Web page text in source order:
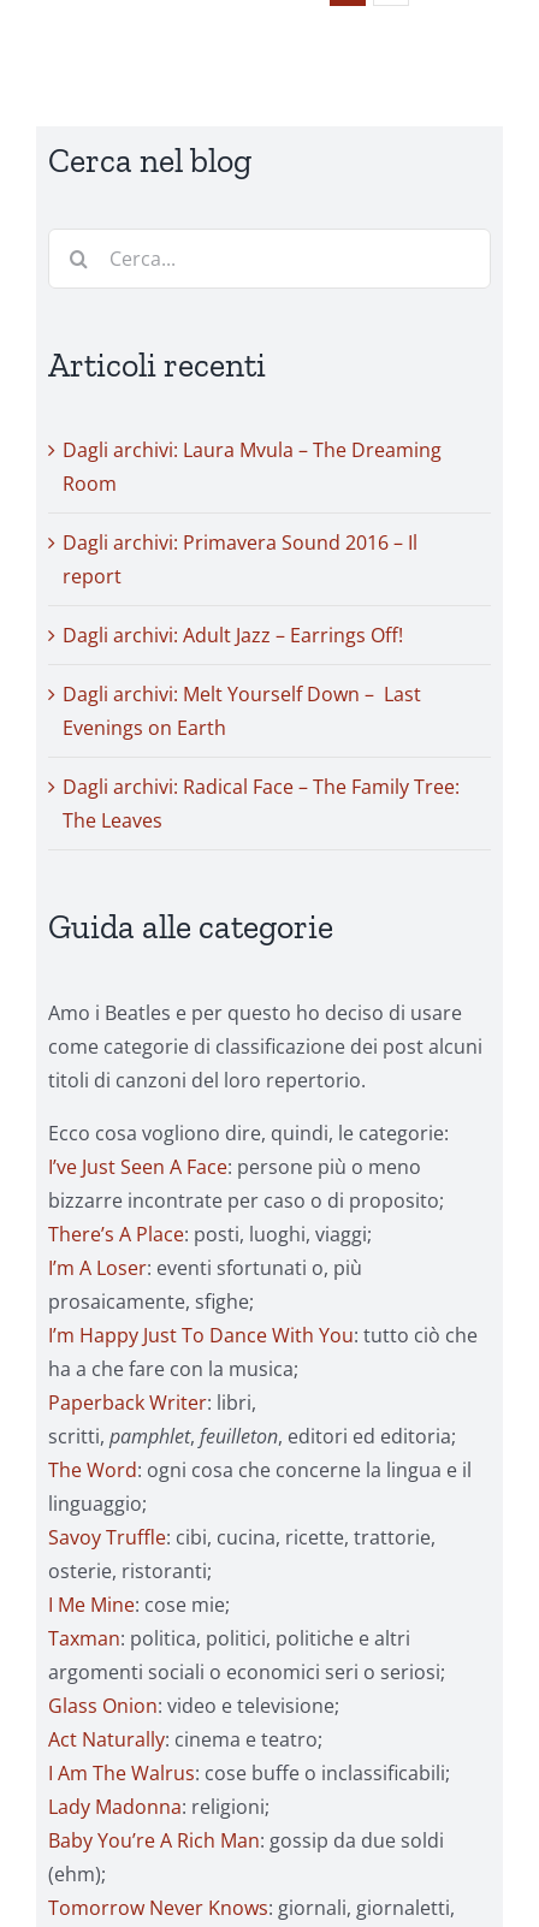
Cerca nel blog
Cerca
Articoli recenti
Dagli archivi: Laura Mvula – The Dreaming
Room
Dagli archivi: Primavera Sound 2016 – Il
report
Dagli archivi: Adult Jazz – Earrings Off!
Dagli archivi: Melt Yourself Down – Last
Evenings on Earth
Dagli archivi: Radical Face – The Family Tree:
The Leaves
Guida alle categorie
Amo i Beatles e per questo ho deciso di usare
come categorie di classificazione dei post alcuni
titoli di canzoni del loro repertorio.
Ecco cosa vogliono dire, quindi, le categorie:
I’ve Just Seen A Face: persone più o meno
bizzarre incontrate per caso o di proposito;
There’s A Place: posti, luoghi, viaggi;
I’m A Loser: eventi sfortunati o, più
prosaicamente, sfighe;
I’m Happy Just To Dance With You: tutto ciò che
ha a che fare con la musica;
Paperback Writer: libri,
scritti, pamphlet, feuilleton, editori ed editoria;
The Word: ogni cosa che concerne la lingua e il
linguaggio;
Savoy Truffle: cibi, cucina, ricette, trattorie,
osterie, ristoranti;
I Me Mine: cose mie;
Taxman: politica, politici, politiche e altri
argomenti sociali o economici seri o seriosi;
Glass Onion: video e televisione;
Act Naturally: cinema e teatro;
I Am The Walrus: cose buffe o inclassificabili;
Lady Madonna: religioni;
Baby You’re A Rich Man: gossip da due soldi
(ehm);
Tomorrow Never Knows: giornali, giornaletti,